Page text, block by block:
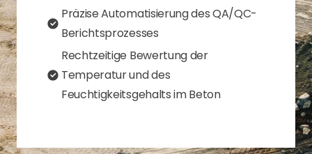
Präzise Automatisierung des QA/QC-
Berichtsprozesses
Rechtzeitige Bewertung der
Temperatur und des
Feuchtigkeitsgehalts im Beton